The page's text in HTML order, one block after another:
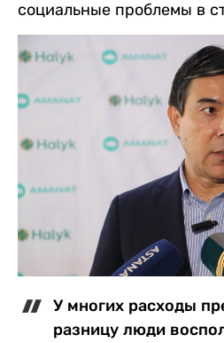
социальные проблемы в
У многих расходы
разницу люди